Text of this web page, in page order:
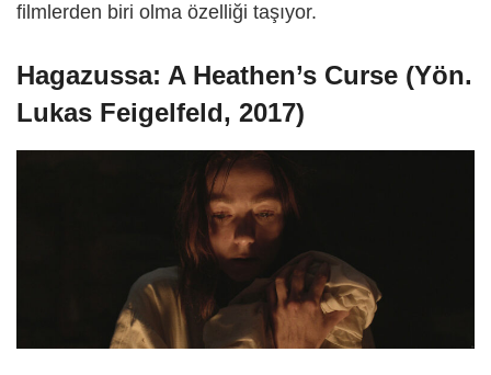
filmlerden biri olma özelliği taşıyor.
Hagazussa: A Heathen’s Curse (Yön.
Lukas Feigelfeld, 2017)